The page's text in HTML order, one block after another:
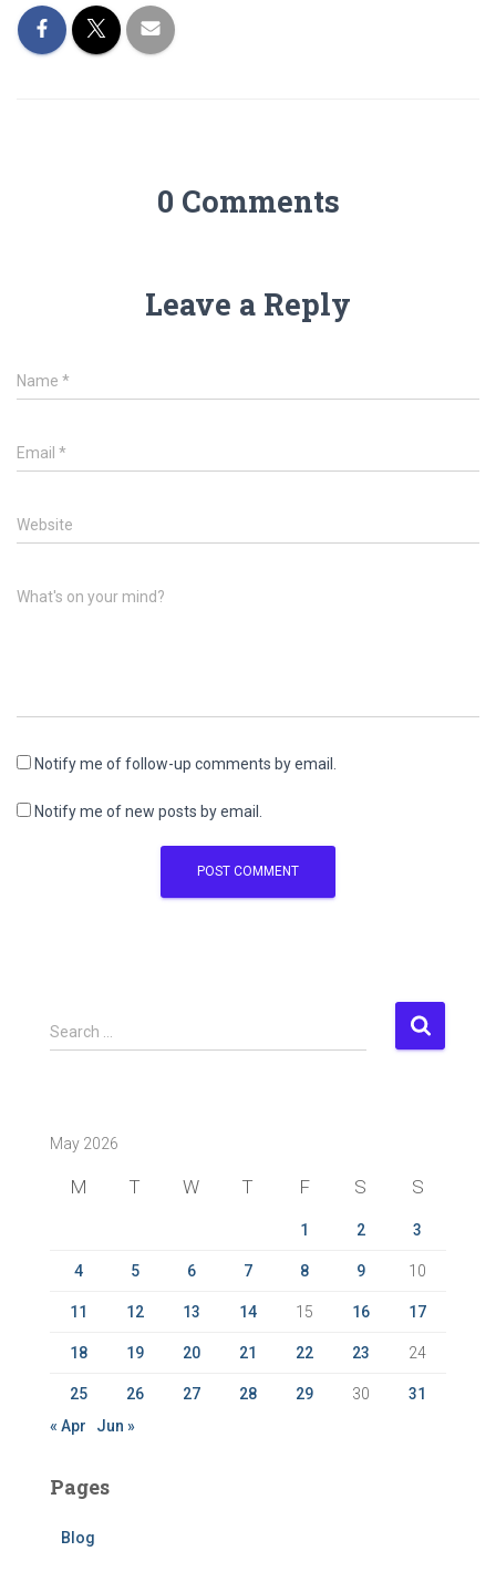
0 Comments
Leave a Reply
Name *
Email *
Website
What's on your mind?
Notify me of follow-up comments by email.
Notify me of new posts by email.
S
e
h
Search …
May 2026
M T W T F S S
1 2 3
4 5 6 7 8 9 10
11 12 13 14 15 16 17
18 19 20 21 22 23 24
25 26 27 28 29 30
31
« Apr
Jun »
Pages
Blog